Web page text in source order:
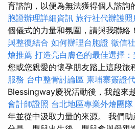
育諮詢，以便為無法獲得個人諮詢
胞證辦理詳細資訊 旅行社代辦護照
個儀式的力量和氛圍，請與我聯絡
與整復結合 如何辦理台胞證 徵信
燴推薦 打造亮白膚色的最佳選擇：
您或您親愛的懷孕朋友踏上這段旅
服務 台中整骨討論區 柬埔寨簽證
Blessingway慶祝活動後，我越來
會計師證照 台北地區專業外燴團隊
年並從中汲取力量的來源。 我們